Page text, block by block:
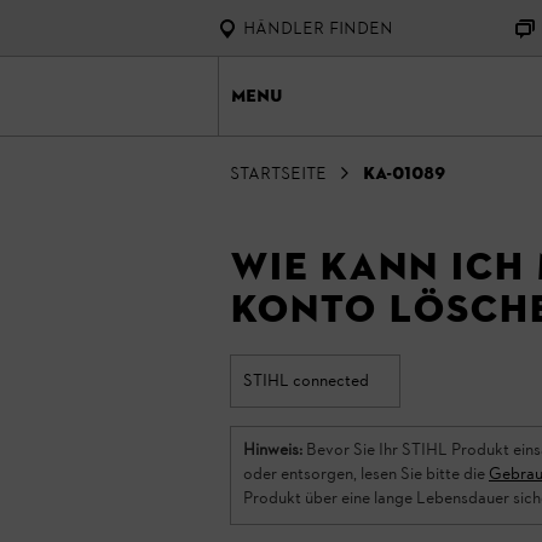
HÄNDLER FINDEN
Menu
Startseite KA-01089
Wie kann ich
Konto
STIHL connected
Hinweis: Bevor Sie Ihr STIHL Produkt
oder entsorgen, lesen Sie bitte die
Produkt über eine lange Lebensdauer